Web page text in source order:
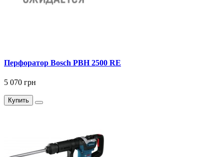
Перфоратор Bosch PBH 2500 RE
5 070 грн
Купить